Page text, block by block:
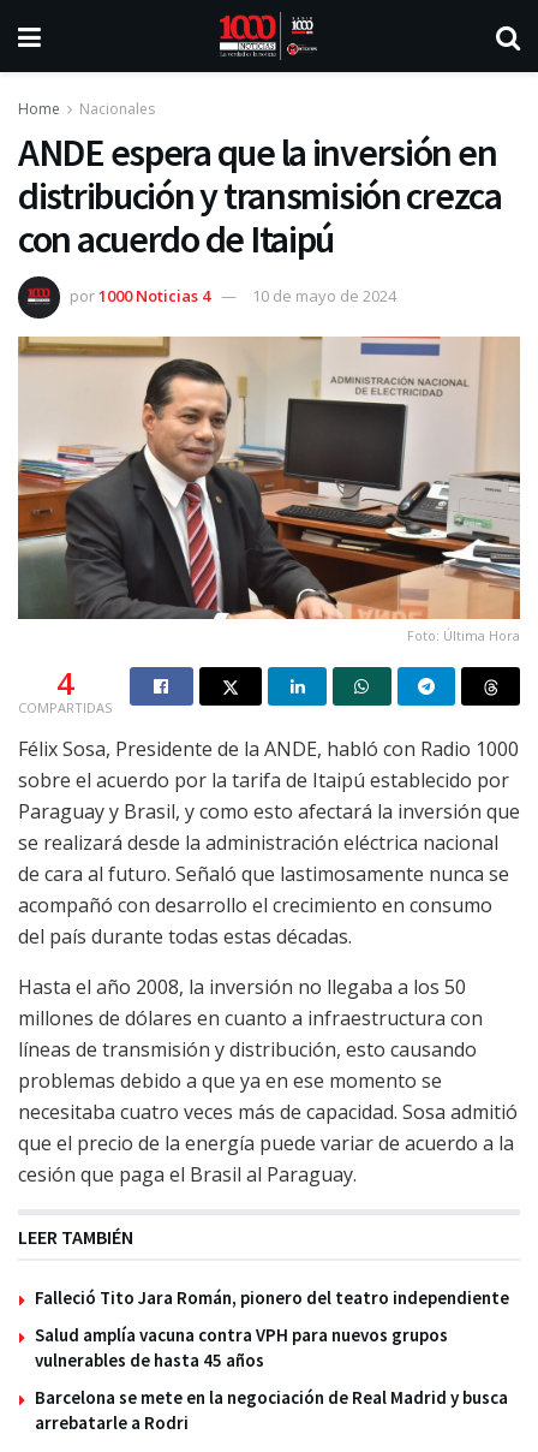
Home Nacionales
ANDE espera que la inversión en
distribución y transmisión crezca
con acuerdo de Itaipú
por1000 Noticias 4 10 de mayo de 2024
Foto: Última Hora
4
COMPARTIDAS
Félix Sosa, Presidente de la ANDE, habló con Radio 1000
sobre el acuerdo por la tarifa de Itaipú establecido por
Paraguay y Brasil, y como esto afectará la inversión que
se realizará desde la administración eléctrica nacional
de cara al futuro. Señaló que lastimosamente nunca se
acompañó con desarrollo el crecimiento en consumo
del país durante todas estas décadas.
Hasta el año 2008, la inversión no llegaba a los 50
millones de dólares en cuanto a infraestructura con
líneas de transmisión y distribución, esto causando
problemas debido a que ya en ese momento se
necesitaba cuatro veces más de capacidad. Sosa admitió
que el precio de la energía puede variar de acuerdo a la
cesión que paga el Brasil al Paraguay.
LEER TAMBIÉN
Falleció Tito Jara Román, pionero del teatro independiente
Salud amplía vacuna contra VPH para nuevos grupos
vulnerables de hasta 45 años
Barcelona se mete en la negociación de Real Madrid y busca
arrebatarle a Rodri